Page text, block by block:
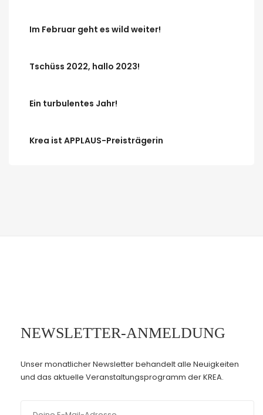
Im Februar geht es wild weiter!
Tschüss 2022, hallo 2023!
Ein turbulentes Jahr!
Krea ist APPLAUS-Preisträgerin
NEWSLETTER-ANMELDUNG
Unser monatlicher Newsletter behandelt alle Neuigkeiten
und das aktuelle Veranstaltungsprogramm der KREA.